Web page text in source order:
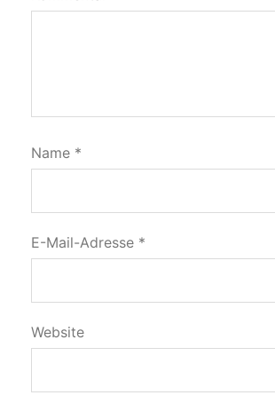
Name *
E-Mail-Adresse *
Website